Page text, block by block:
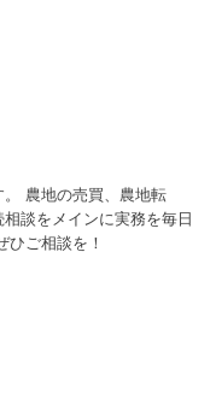
農地の売買、農地転
談をメインに実務を毎日
ひご相談を！